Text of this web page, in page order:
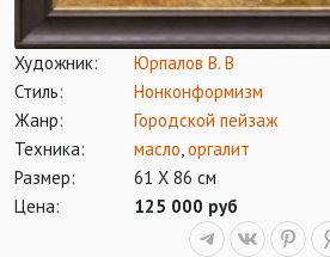
Художник:
Юрпалов В. В
Стиль:
Нонконформизм
Жанр:
Городской пейзаж
Техника:
масло оргалит
Размер:
61 Х 86 см
Цена:
125 000 руб